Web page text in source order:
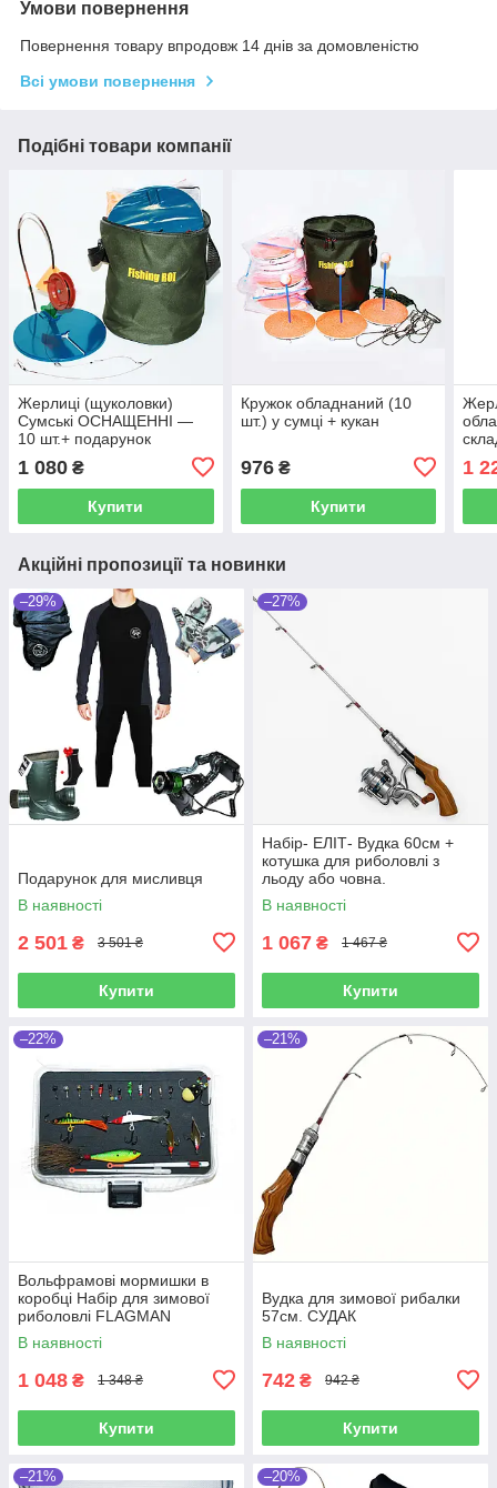
Умови повернення
Повернення товару впродовж 14 днів за домовленістю
Всі умови повернення
Подібні товари компанії
Жерлиці (щуколовки)
Сумські ОСНАЩЕННІ —
10 шт.+ подарунок
1 080 ₴
Купити
Кружок обладнаний (10
шт.) у сумці + кукан
976₴
Купити
1
Акційні пропозиції та новинки
–29%
Подарунок для мисливця
В наявності
2 501 ₴ 3 501 ₴
Купити
–27%
Набір- ЕЛІТ- Вудка 60см +
котушка для риболовлі з
льоду або човна.
В наявності
1 067 ₴ 1 467 ₴
Купити
–22%
Вольфрамові мормишки в
коробці Набір для зимової
риболовлі FLAGMAN
В наявності
1 048 ₴ 1 348 ₴
Купити
–21%
Вудка для зимової рибалки
57см. СУДАК
В наявності
742 ₴ 942 ₴
Купити
–21% –20%